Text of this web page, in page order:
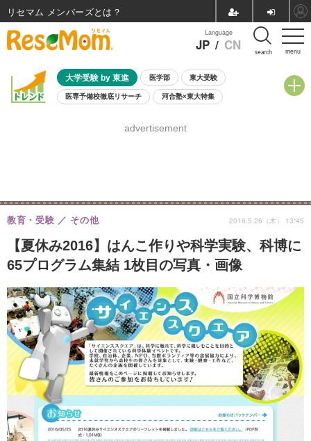
menu
Language
JP / CN search
大学受験 by 東進 医学部 東大受験
医専予備校徹底リサーチ 河合塾×東大特集
8月開催学校説明会・相談会
advertisement
【夏休み2016】はんこ作りや科学実験、科博に
65プログラム集結 1枚目の写真・画像
教育・受験 その他 2016.5.26（木） 13:45
リセマム メンバーズ